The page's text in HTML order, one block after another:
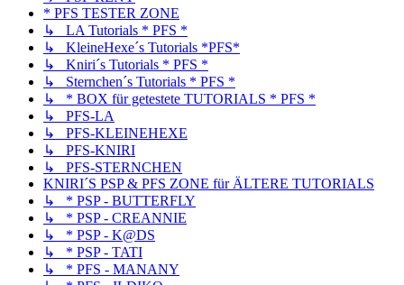
* PFS TESTER ZONE
↳ LA Tutorials * PFS *
↳ KleineHexe´s Tutorials *PFS*
↳ Kniri´s Tutorials * PFS *
↳ Sternchen´s Tutorials * PFS *
↳ * BOX für getestete TUTORIALS * PFS *
↳ PFS-LA
↳ PFS-KLEINEHEXE
↳ PFS-KNIRI
↳ PFS-STERNCHEN
KNIRI´S PSP & PFS ZONE für ÄLTERE TUTORIALS
↳ * PSP - BUTTERFLY
↳ * PSP - CREANNIE
↳ * PSP - K@DS
↳ * PSP - TATI
↳ * PFS - MANANY